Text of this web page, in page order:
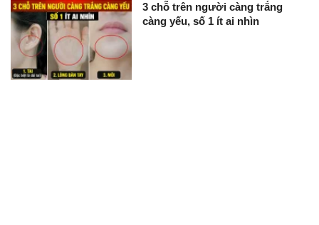
3 chỗ trên người càng trắng
càng yếu, số 1 ít ai nhìn